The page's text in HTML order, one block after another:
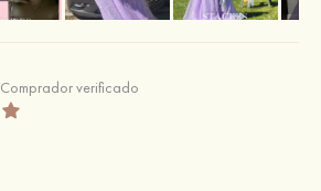
Comprador verificado